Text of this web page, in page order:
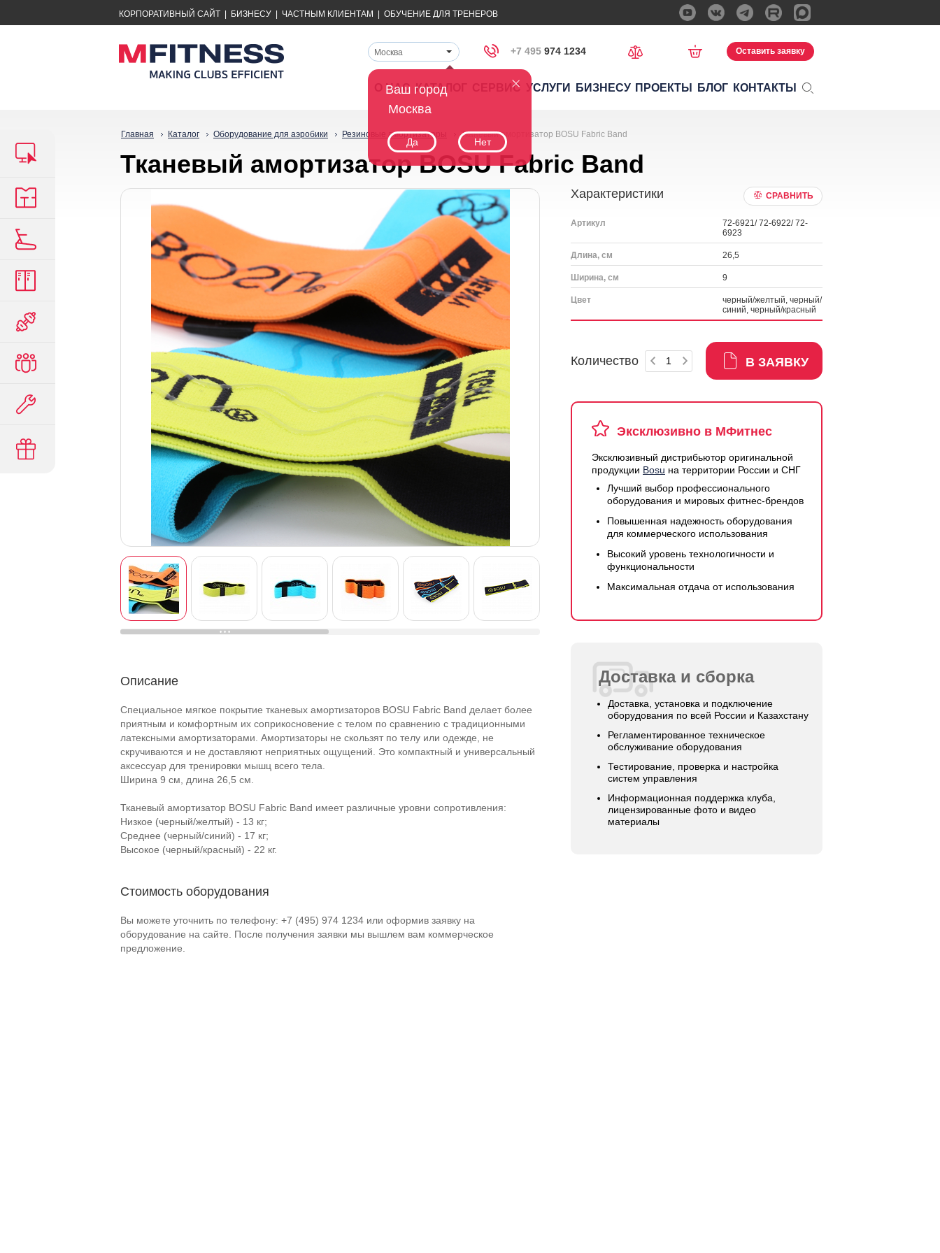
КОРПОРАТИВНЫЙ САЙТ БИЗНЕСУ ЧАСТНЫМ КЛИЕНТАМ ОБУЧЕНИЕ ДЛЯ ТРЕНЕРОВ
Ваш город
Москва
Да Нет
Москва +7 495 974 1234 Оставить заявку
О НАС КАТАЛОГ СЕРВИС УСЛУГИ БИЗНЕСУ ПРОЕКТЫ БЛОГ КОНТАКТЫ
Главная Каталог Оборудование для аэробики Резиновые амортизаторы Тканевый амортизатор BOSU Fabric Band
Тканевый амортизатор BOSU Fabric Band
Характеристики СРАВНИТЬ
Артикул
72-6921/ 72-6922/ 72-
6923
Длина, см 26,5
Ширина, см 9
Цвет
черный/желтый, черный/
синий, черный/красный
Количество В ЗАЯВКУ
Эксклюзивно в МФитнес
Эксклюзивный дистрибьютор оригинальной
продукции Bosu на территории России и СНГ
Лучший выбор профессионального
оборудования и мировых фитнес-брендов
Повышенная надежность оборудования
для коммерческого использования
Высокий уровень технологичности и
функциональности
Максимальная отдача от использования
Доставка и сборка
Доставка, установка и подключение
оборудования по всей России и Казахстану
Регламентированное техническое
обслуживание оборудования
Тестирование, проверка и настройка
систем управления
Информационная поддержка клуба,
лицензированные фото и видео
материалы
Описание
Специальное мягкое покрытие тканевых амортизаторов BOSU Fabric Band делает более
приятным и комфортным их соприкосновение с телом по сравнению с традиционными
латексными амортизаторами. Амортизаторы не скользят по телу или одежде, не
скручиваются и не доставляют неприятных ощущений. Это компактный и универсальный
аксессуар для тренировки мышц всего тела.
Ширина 9 см, длина 26,5 см.
Тканевый амортизатор BOSU Fabric Band имеет различные уровни сопротивления:
Низкое (черный/желтый) - 13 кг;
Среднее (черный/синий) - 17 кг;
Высокое (черный/красный) - 22 кг.
Стоимость оборудования
Вы можете уточнить по телефону: +7 (495) 974 1234 или оформив заявку на
оборудование на сайте. После получения заявки мы вышлем вам коммерческое
предложение.